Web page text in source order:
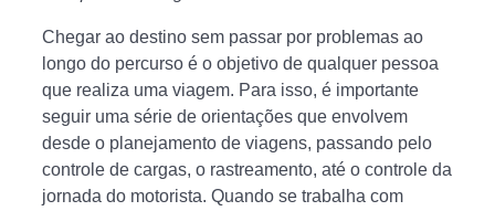
Chegar ao destino sem passar por problemas ao
longo do percurso é o objetivo de qualquer pessoa
que realiza uma viagem. Para isso, é importante
seguir uma série de orientações que envolvem
desde o planejamento de viagens, passando pelo
controle de cargas, o rastreamento, até o controle da
jornada do motorista. Quando se trabalha com